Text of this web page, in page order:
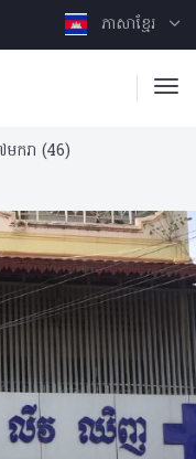
ភាសាខ្មែរ
ករា (46)